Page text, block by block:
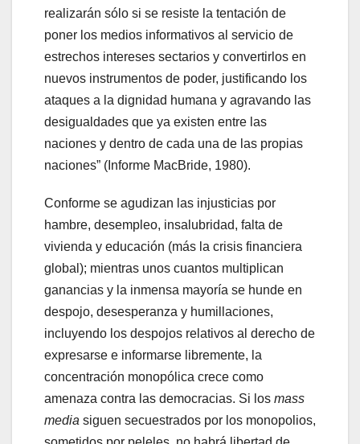
realizarán sólo si se resiste la tentación de
poner los medios informativos al servicio de
estrechos intereses sectarios y convertirlos en
nuevos instrumentos de poder, justificando los
ataques a la dignidad humana y agravando las
desigualdades que ya existen entre las
naciones y dentro de cada una de las propias
naciones (Informe MacBride, 1980).
Conforme se agudizan las injusticias por
hambre, desempleo, insalubridad, falta de
vivienda y educación (más la crisis financiera
global); mientras unos cuantos multiplican
ganancias y la inmensa mayoría se hunde en
despojo, desesperanza y humillaciones,
incluyendo los despojos relativos al derecho de
expresarse e informarse libremente, la
concentración monopólica crece como
amenaza contra las democracias. Si los mass
media siguen secuestrados por los monopolios,